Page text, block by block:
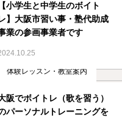
【小学生と中学生のボイト
】大阪市習い事・塾代助成
業の参画事業者です
体験レッスン・教室案内
阪でボイトレ（歌を習う）
パーソナルトレーニングを